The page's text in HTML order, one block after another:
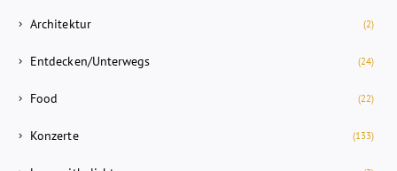
Architektur (2)
Entdecken/Unterwegs (24)
Food (22)
Konzerte (133)